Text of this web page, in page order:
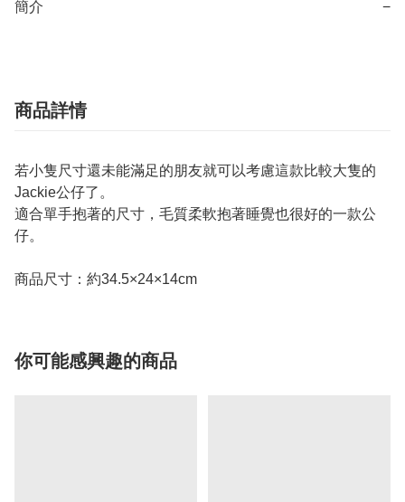
簡介 −
商品詳情
若小隻尺寸還未能滿足的朋友就可以考慮這款比較大隻的
Jackie公仔了。
適合單手抱著的尺寸，毛質柔軟抱著睡覺也很好的一款公
仔。
商品尺寸：約34.5×24×14cm
你可能感興趣的商品